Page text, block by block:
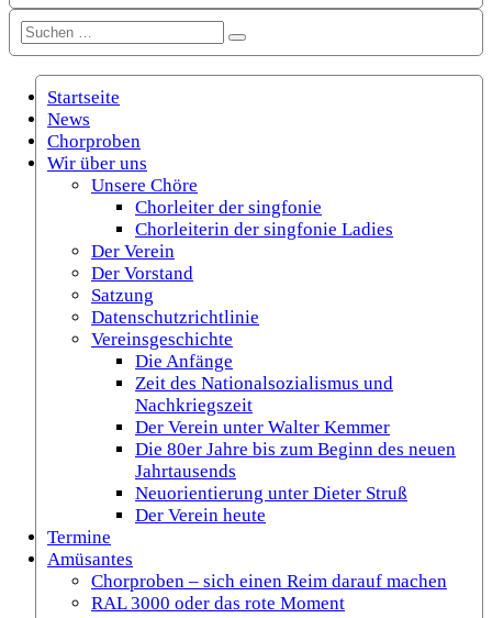
Suchen
nach:
Suchen
Startseite
News
Chorproben
Wir über uns
Unsere Chöre
Chorleiter der singfonie
Chorleiterin der singfonie Ladies
Der Verein
Der Vorstand
Satzung
Datenschutzrichtlinie
Vereinsgeschichte
Die Anfänge
Zeit des Nationalsozialismus und
Nachkriegszeit
Der Verein unter Walter Kemmer
Die 80er Jahre bis zum Beginn des neuen
Jahrtausends
Neuorientierung unter Dieter Struß
Der Verein heute
Termine
Amüsantes
Chorproben – sich einen Reim darauf machen
RAL 3000 oder das rote Moment